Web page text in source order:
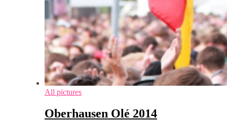
All pictures
Oberhausen Olé 2014